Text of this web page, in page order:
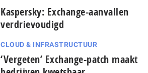
Kaspersky: Exchange-aanvallen
verdrievoudigd
CLOUD & INFRASTRUCTUUR
‘Vergeten’ Exchange-patch maakt